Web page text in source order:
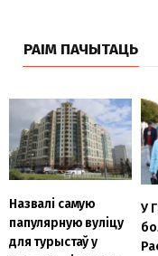
РАІМ ПАЧЫТАЦЬ
Назвалі самую
папулярную вуліцу
для турыстаў у
У